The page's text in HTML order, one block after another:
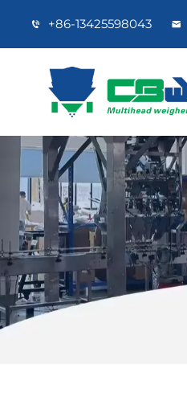
+86-13425598043